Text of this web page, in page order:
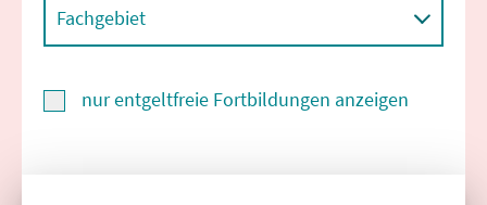
Fachgebiet
nur entgeltfreie Fortbildungen anzeigen